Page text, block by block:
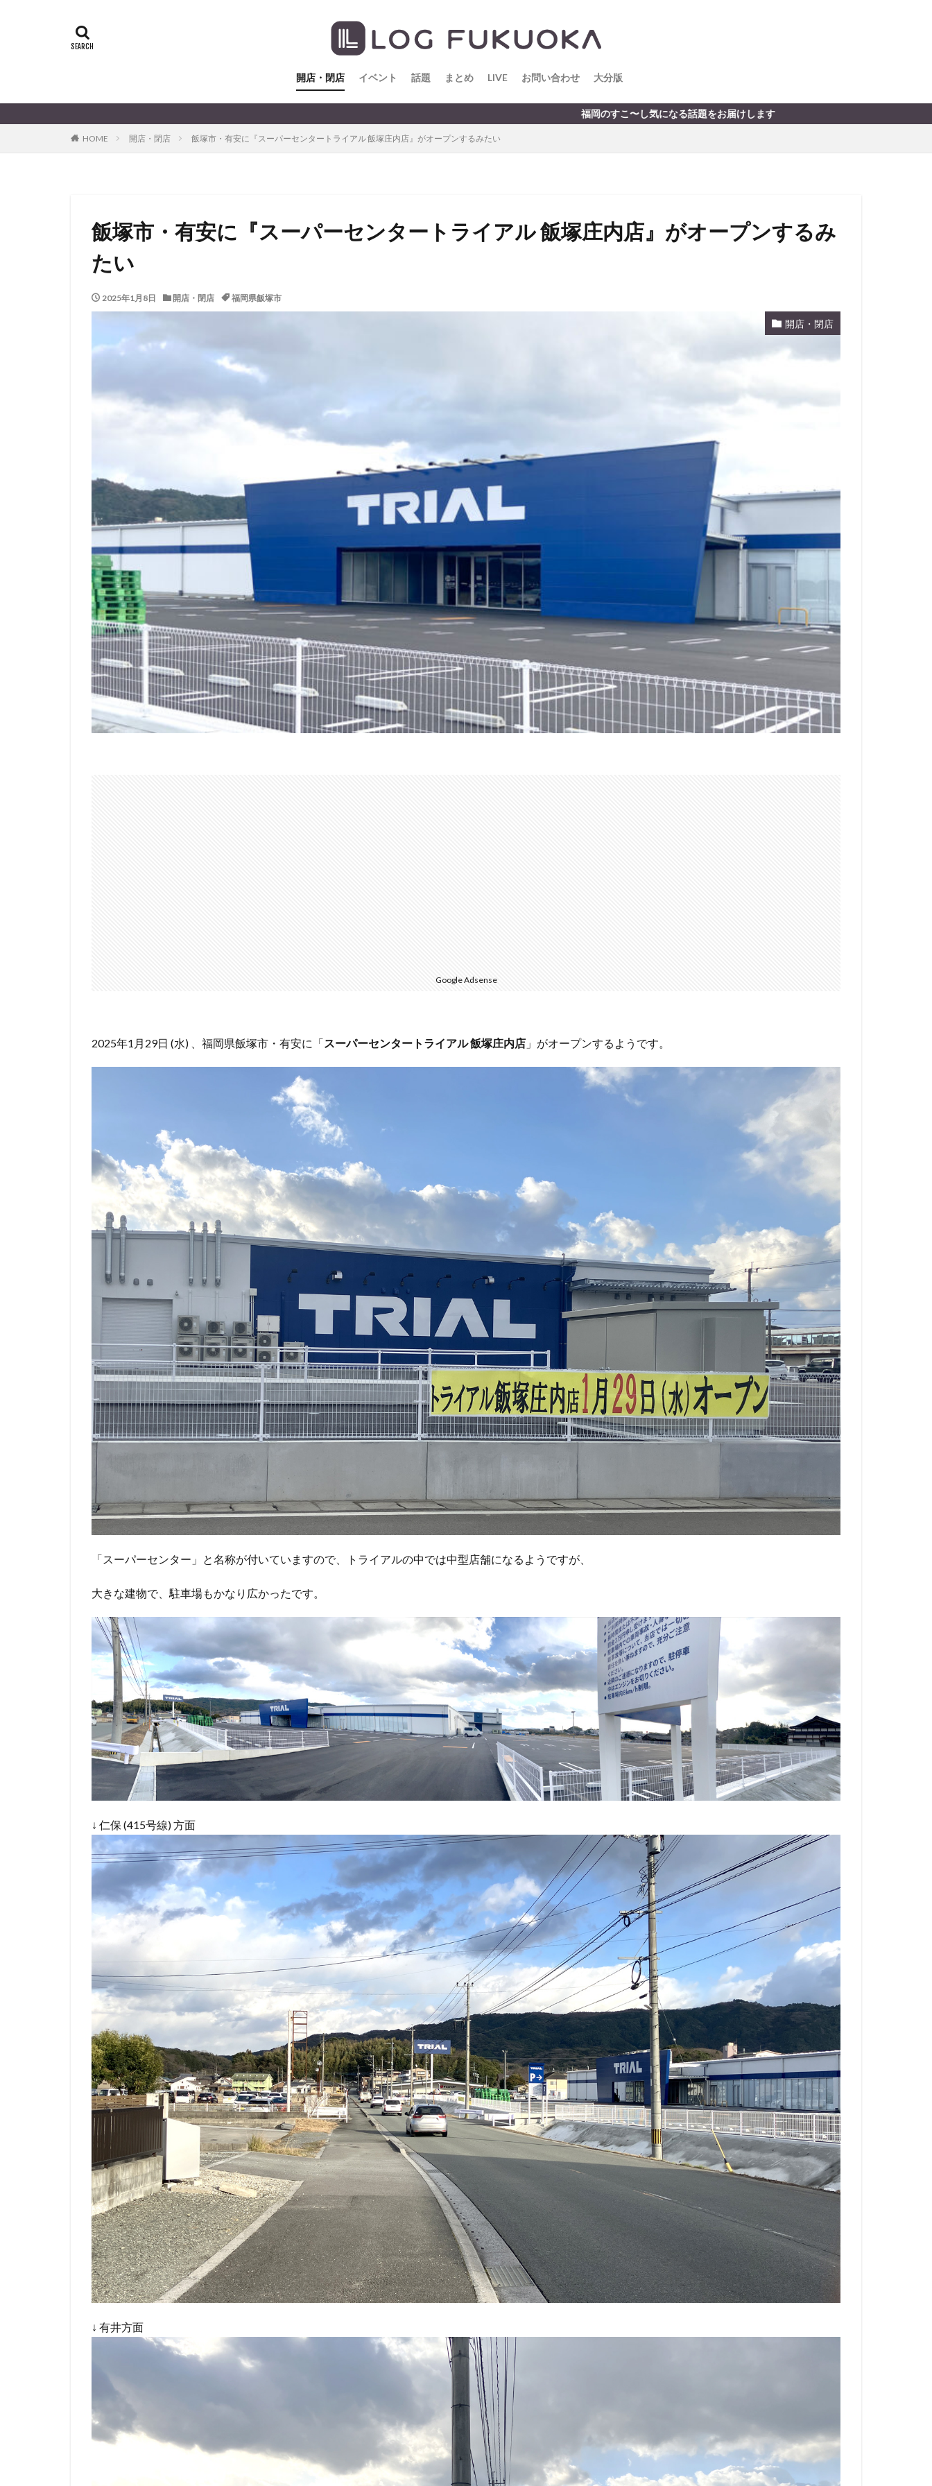
開店・閉店 イベント 話題 まとめ LIVE お問い合わせ 大分版
福岡のすこ〜し気になる話題をお届けします
HOME 開店・閉店 飯塚市・有安に『スーパーセンタートライアル 飯塚庄内店』がオープンするみたい
飯塚市・有安に『スーパーセンタートライアル 飯塚庄内店』がオープンするみ
たい
2025年1月8日 開店・閉店 福岡県飯塚市
開店・閉店
Google Adsense
2025年1月29日 (水) 、福岡県飯塚市・有安に「スーパーセンタートライアル 飯塚庄内店 」がオープンするようです。
「スーパーセンター」と名称が付いていますので、トライアルの中では中型店舗になるようですが、
大きな建物で、駐車場もかなり広かったです。
↓ 仁保 (415号線) 方面
↓ 有井方面